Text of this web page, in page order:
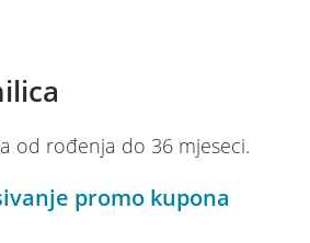
od rođenja do 36 mjeseci.
promo kupona